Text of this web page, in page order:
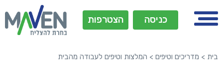
כניסה הצטרפות
בית > מדריכים וטיפים> המלצות וטיפים לעבודה מהבית